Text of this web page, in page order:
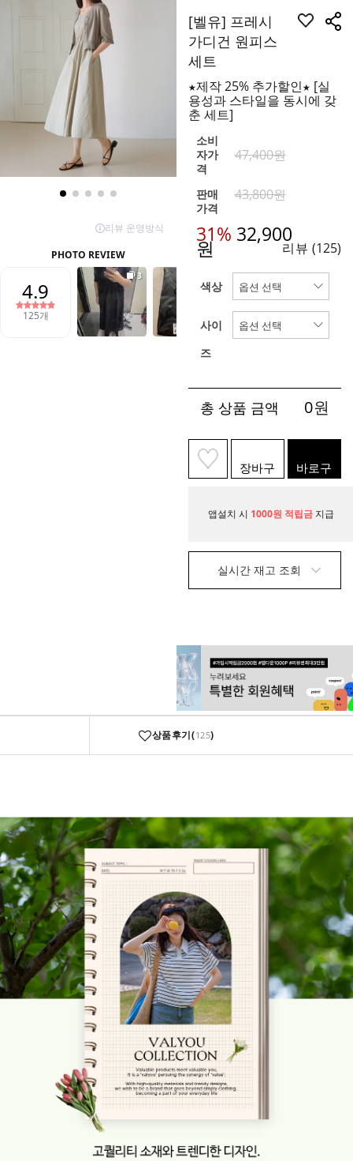
[벨유] 프레시
가디건 원피스
세트
★제작 25% 추가할인★ [실
용성과 스타일을 동시에 갖
춘 세트]
소비
자가
격
47,400원
판매
가격
43,800원
31% 32,900
원 리뷰 (125)
색상
사이
즈
총 상품 금액 0원
장바구
니
바로구
매
앱설치 시 1000원 적립금 지급
실시간 재고 조회
상품후기(125)